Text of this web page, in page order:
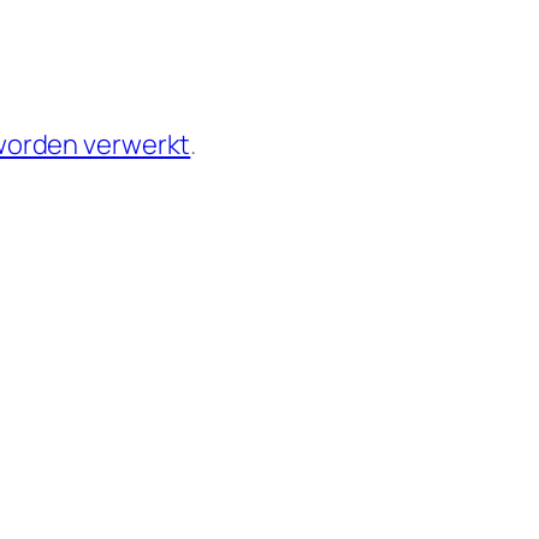
verwerkt.